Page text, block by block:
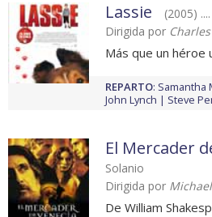
Lassie
(2005)
Dirigida por
Más que un héroe
REPARTO: Samantha
John Lynch
Steve
El Mercader
Solanio
Dirigida por
De William